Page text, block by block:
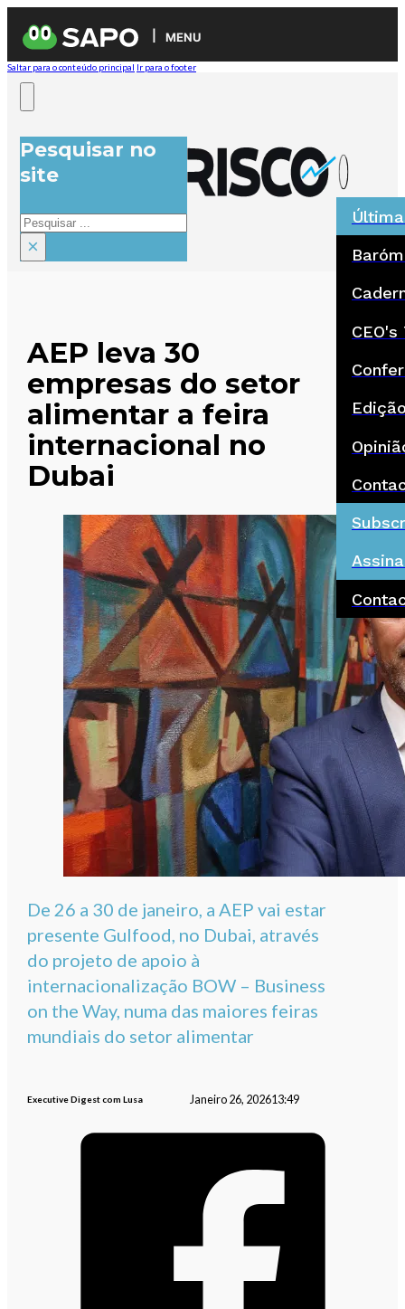
MENU
Saltar para o conteúdo principal Ir para o footer
Pesquisar no
site
Pesquisar
×
CEO's
AEP leva 30
empresas do setor
alimentar a feira
internacional no
Dubai
De 26 a 30 de janeiro, a AEP vai estar
presente Gulfood, no Dubai, através
do projeto de apoio à
internacionalização BOW – Business
on the Way, numa das maiores feiras
mundiais do setor alimentar
Executive Digest com Lusa Janeiro 26, 202613:49